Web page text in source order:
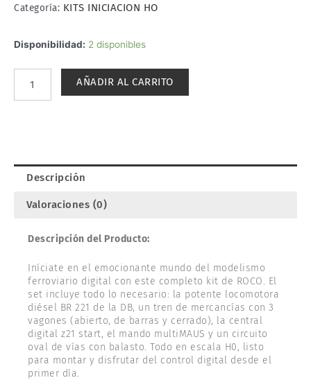
Categoría: KITS INICIACION HO
Disponibilidad: 2 disponibles
KIT
ROCO
5110008
AÑADIR AL CARRITO
Descripción
Valoraciones (0)
Descripción del Producto:
Iníciate en el emocionante mundo del modelismo
ferroviario digital con este completo kit de ROCO. El
set incluye todo lo necesario: la potente locomotora
diésel BR 221 de la DB, un tren de mercancías con 3
vagones (abierto, de barras y cerrado), la central
digital z21 start, el mando multiMAUS y un circuito
oval de vías con balasto. Todo en escala H0, listo
para montar y disfrutar del control digital desde el
primer día.